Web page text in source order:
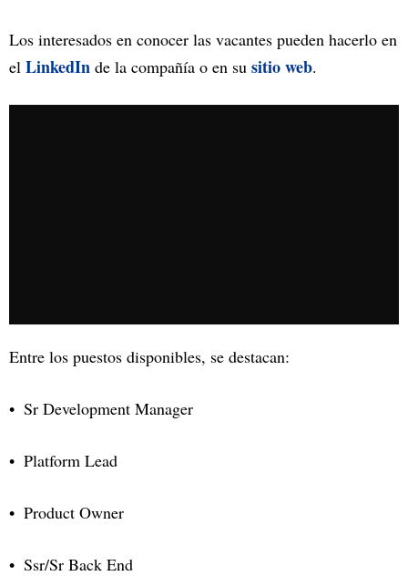
Los interesados en conocer las vacantes pueden hacerlo en
el LinkedIn de la compañía o en su sitio web.
Entre los puestos disponibles, se destacan:
Sr Development Manager
Platform Lead
Product Owner
Ssr/Sr Back End